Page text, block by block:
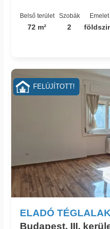
Belső terület
72 m²
Szobák
2
Emelet
ELADÓ
Budapest, III.
FELÚJÍTOTT!